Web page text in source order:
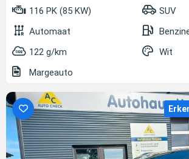
116 PK (85 KW)
SUV
Automaat
122 g/km
Wit
Margeauto